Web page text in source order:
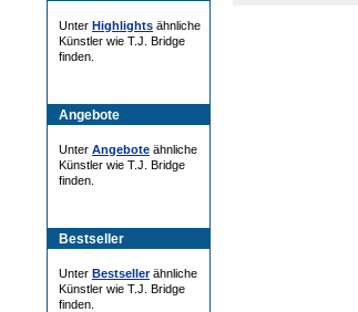
Unter Highlights ähnliche
Künstler wie T.J. Bridge
finden.
Angebote
Unter Angebote ähnliche
Künstler wie T.J. Bridge
finden.
Bestseller
Unter Bestsellerähnliche
Künstler wie T.J. Bridge
finden.